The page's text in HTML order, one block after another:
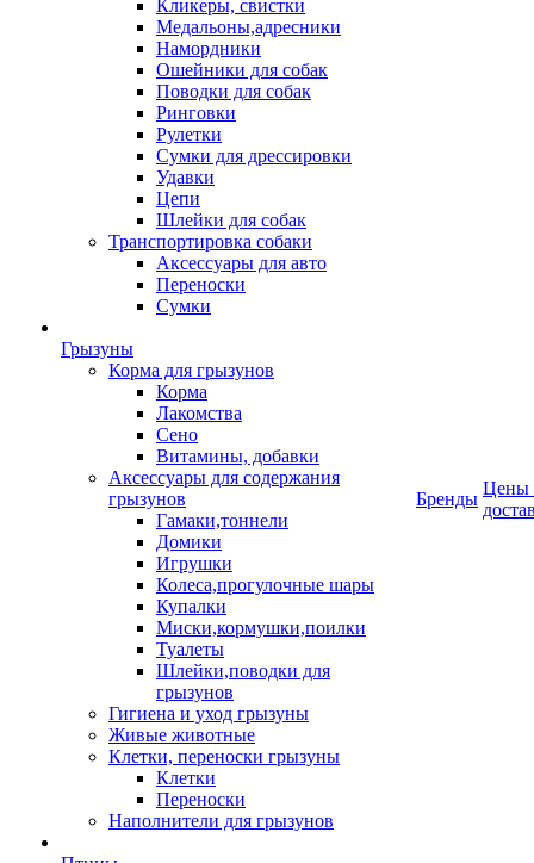
Кликеры, свистки
Медальоны,адресники
Намордники
Ошейники для собак
Поводки для собак
Ринговки
Рулетки
Сумки для дрессировки
Удавки
Цепи
Шлейки для собак
Транспортировка собаки
Аксессуары для авто
Переноски
Сумки
Грызуны
Корма для грызунов
Корма
Лакомства
Сено
Витамины, добавки
Аксессуары для содержания
грызунов
Гамаки,тоннели
Домики
Игрушки
Колеса,прогулочные шары
Купалки
Миски,кормушки,поилки
Туалеты
Шлейки,поводки для
грызунов
Гигиена и уход грызуны
Живые животные
Клетки, переноски грызуны
Клетки
Переноски
Наполнители для грызунов
Бренды
Цены